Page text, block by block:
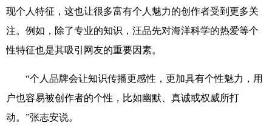
现个人特征，这也让很多富有个人魅力的创作者受到更多关
注。例如，除了专业的知识，汪品先对海洋科学的热爱等个
性特征也是其吸引网友的重要因素。
“个人品牌会让知识传播更感性，更加具有个性魅力，用
户也容易被创作者的个性，比如幽默、真诚或权威所打
动。”张志安说。